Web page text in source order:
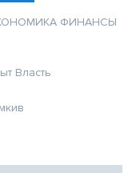
ФИНАНСЫ
Власть